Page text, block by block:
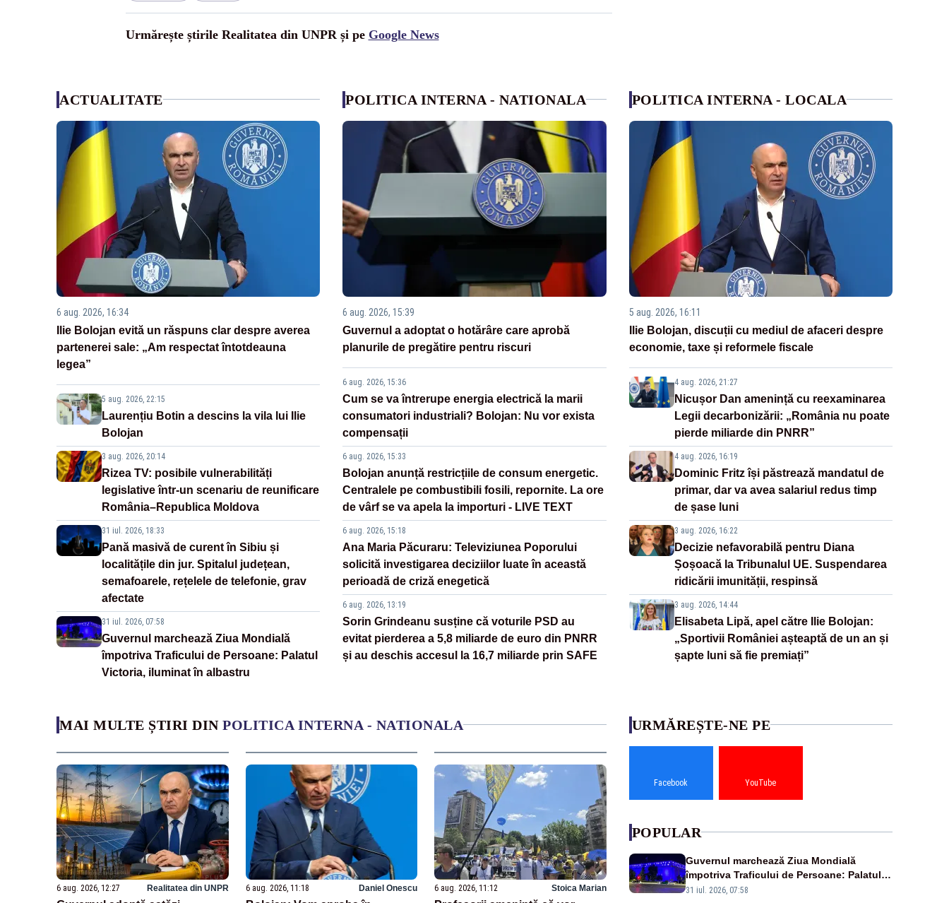
Urmărește știrile Realitatea din UNPR și pe Google News
ACTUALITATE
6 aug. 2026, 16:34
Ilie Bolojan evită un răspuns clar despre averea
partenerei sale: „Am respectat întotdeauna
legea”
5 aug. 2026, 22:15
Laurențiu Botin a descins la vila lui Ilie
Bolojan
3 aug. 2026, 20:14
Rizea TV: posibile vulnerabilități
legislative într-un scenariu de reunificare
România–Republica Moldova
31 iul. 2026, 18:33
Pană masivă de curent în Sibiu și
localitățile din jur. Spitalul județean,
semafoarele, rețelele de telefonie, grav
afectate
31 iul. 2026, 07:58
Guvernul marchează Ziua Mondială
împotriva Traficului de Persoane: Palatul
Victoria, iluminat în albastru
POLITICA INTERNA - NATIONALA
6 aug. 2026, 15:39
Guvernul a adoptat o hotărâre care aprobă
planurile de pregătire pentru riscuri
6 aug. 2026, 15:36
Cum se va întrerupe energia electrică la marii
consumatori industriali? Bolojan: Nu vor exista
compensații
6 aug. 2026, 15:33
Bolojan anunță restricțiile de consum energetic.
Centralele pe combustibili fosili, repornite. La ore
de vârf se va apela la importuri - LIVE TEXT
6 aug. 2026, 15:18
Ana Maria Păcuraru: Televiziunea Poporului
solicită investigarea deciziilor luate în această
perioadă de criză enegetică
6 aug. 2026, 13:19
Sorin Grindeanu susține că voturile PSD au
evitat pierderea a 5,8 miliarde de euro din PNRR
și au deschis accesul la 16,7 miliarde prin SAFE
POLITICA INTERNA - LOCALA
5 aug. 2026, 16:11
Ilie Bolojan, discuții cu mediul de afaceri despre
economie, taxe și reformele fiscale
4 aug. 2026, 21:27
Nicușor Dan amenință cu reexaminarea
Legii decarbonizării: „România nu poate
pierde miliarde din PNRR”
4 aug. 2026, 16:19
Dominic Fritz își păstrează mandatul de
primar, dar va avea salariul redus timp
de șase luni
3 aug. 2026, 16:22
Decizie nefavorabilă pentru Diana
Șoșoacă la Tribunalul UE. Suspendarea
ridicării imunității, respinsă
3 aug. 2026, 14:44
Elisabeta Lipă, apel către Ilie Bolojan:
„Sportivii României așteaptă de un an și
șapte luni să fie premiați”
MAI MULTE ȘTIRI DIN POLITICA INTERNA - NATIONALA
6 aug. 2026, 12:27 Realitatea din UNPR 6 aug. 2026, 11:18 Daniel Onescu 6 aug. 2026, 11:12 Stoica Marian
URMĂREȘTE-NE PE
Facebook YouTube
POPULAR
Guvernul marchează Ziua Mondială
împotriva Traficului de Persoane: Palatul
Victoria, iluminat în albastru
31 iul. 2026, 07:58